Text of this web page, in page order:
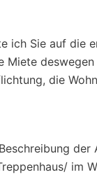
Sie auf die
Miete
die
im